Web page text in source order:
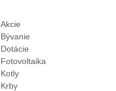
Akcie
Bývanie
Dotácie
Fotovoltaika
Kotly
Krby